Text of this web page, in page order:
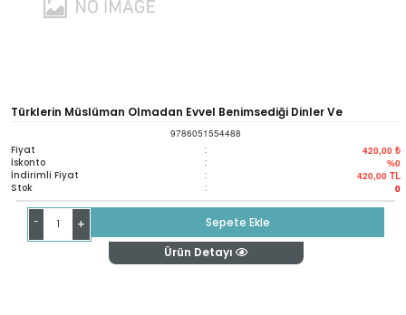
Türklerin Müslüman Olmadan Evvel Benimsediği Dinler Ve
Şamanizmin Bu Dinler Üzerinde Görülen Tesirleri
9786051554488
Fiyat : 420,00 ₺
İskonto : %0
İndirimli Fiyat : 420,00 TL
Stok : 0
- +
Sepete Ekle
Ürün Detayı